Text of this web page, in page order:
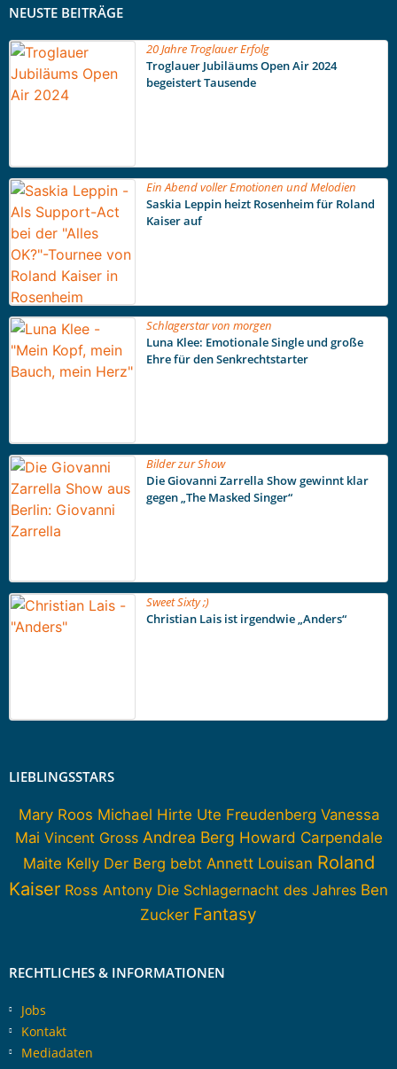
NEUSTE BEITRÄGE
20 Jahre Troglauer Erfolg
Troglauer Jubiläums Open Air 2024
begeistert Tausende
Ein Abend voller Emotionen und Melodien
Saskia Leppin heizt Rosenheim für Roland
Kaiser auf
Schlagerstar von morgen
Luna Klee: Emotionale Single und große
Ehre für den Senkrechtstarter
Bilder zur Show
Die Giovanni Zarrella Show gewinnt klar
gegen „The Masked Singer“
Sweet Sixty ;)
Christian Lais ist irgendwie „Anders“
LIEBLINGSSTARS
Mary Roos Michael Hirte Ute Freudenberg Vanessa
Mai Vincent Gross Andrea Berg Howard Carpendale
Maite Kelly Der Berg bebt Annett Louisan Roland
Kaiser Ross Antony Die Schlagernacht des Jahres Ben
Zucker Fantasy
RECHTLICHES & INFORMATIONEN
Jobs
Kontakt
Mediadaten